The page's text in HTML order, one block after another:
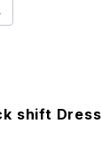
shift Dress